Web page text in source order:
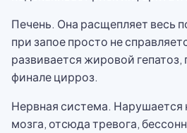
Печень. Она расщепляет весь
при запое просто не
развивается жировой гепатоз,
финале цирроз.
Нервная система.
мозга, отсюда тревога,